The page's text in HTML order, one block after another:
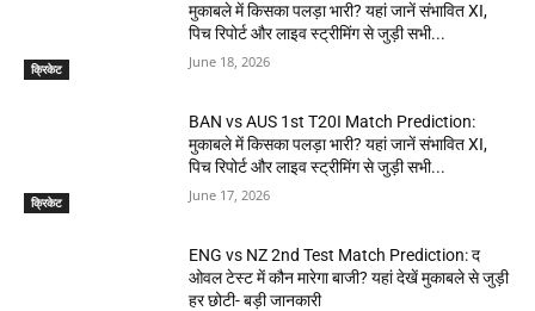
क्रिकेट
मुकाबले में किसका पलड़ा भारी? यहां जानें संभावित XI,
पिच रिपोर्ट और लाइव स्ट्रीमिंग से जुड़ी सभी...
June 18, 2026
क्रिकेट
BAN vs AUS 1st T20I Match Prediction:
मुकाबले में किसका पलड़ा भारी? यहां जानें संभावित XI,
पिच रिपोर्ट और लाइव स्ट्रीमिंग से जुड़ी सभी...
June 17, 2026
ENG vs NZ 2nd Test Match Prediction: द
ओवल टेस्ट में कौन मारेगा बाजी? यहां देखें मुकाबले से जुड़ी
हर छोटी- बड़ी जानकारी